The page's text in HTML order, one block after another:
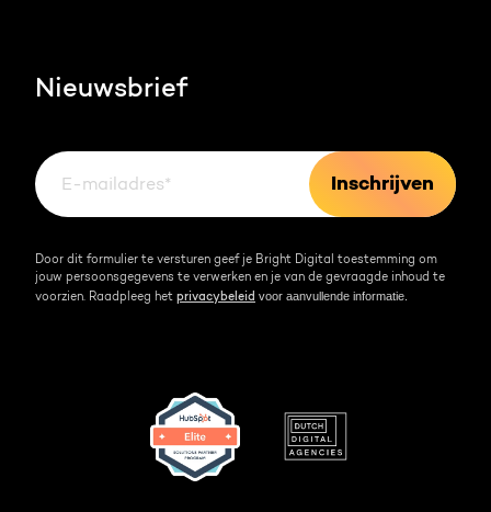
Team
Events & webinars
Kennisbank
Nieuwsbrief
Door dit formulier te versturen geef je Bright Digital toestemming om
jouw persoonsgegevens te verwerken en je van de gevraagde inhoud te
voorzien. Raadpleeg het privacybeleid voor aanvullende informatie.